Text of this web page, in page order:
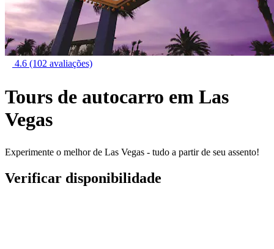
4.6 (102 avaliações)
Tours de autocarro em Las
Vegas
Experimente o melhor de Las Vegas - tudo a partir de seu assento!
Verificar disponibilidade